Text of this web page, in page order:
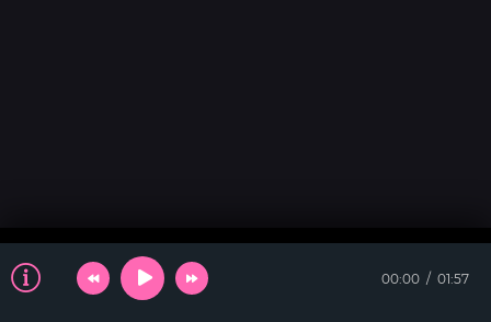
00:00 01:57